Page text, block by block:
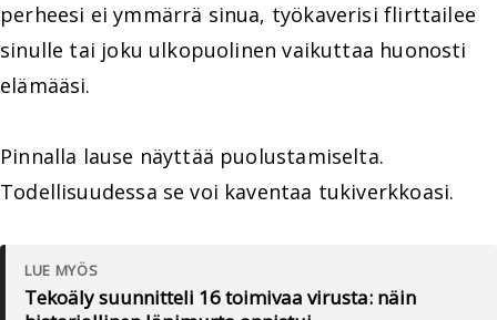
perheesi ei ymmärrä sinua, työkaverisi flirttailee
sinulle tai joku ulkopuolinen vaikuttaa huonosti
elämääsi.
Pinnalla lause näyttää puolustamiselta.
Todellisuudessa se voi kaventaa tukiverkkoasi.
LUE MYÖS
Tekoäly suunnitteli 16 toimivaa virusta: näin